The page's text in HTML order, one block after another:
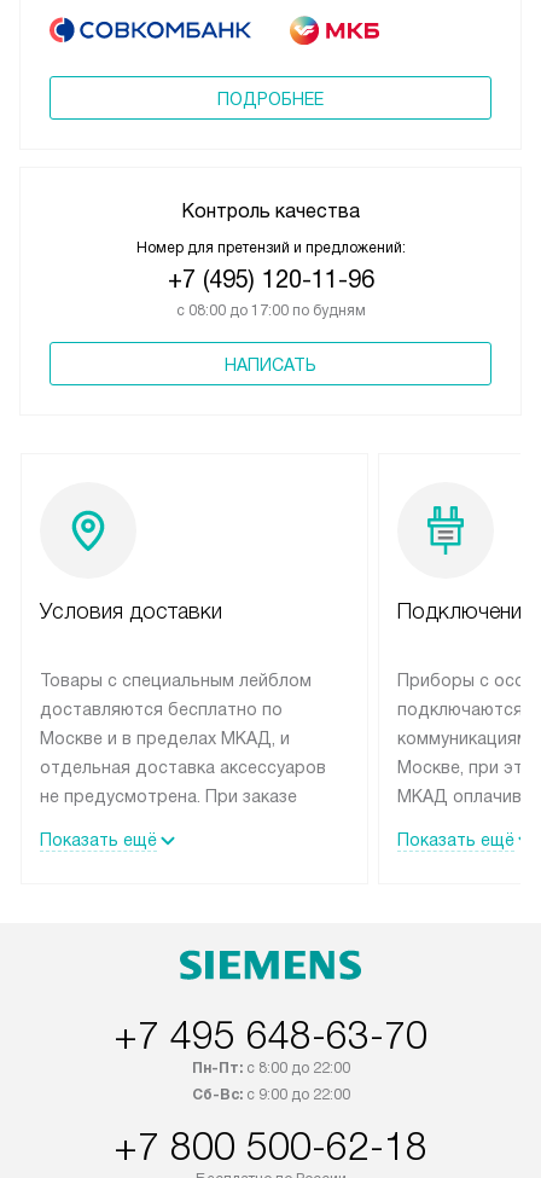
ПОДРОБНЕЕ
Контроль качества
Номер для претензий и предложений:
+7 (495) 120-11-96
с 08:00 до 17:00 по будням
НАПИСАТЬ
Условия доставки
Товары с специальным лейблом
доставляются бесплатно по
Москве и в пределах МКАД, и
отдельная доставка аксессуаров
не предусмотрена. При заказе
рекомендуем обсудить с
быть отправлены покупателю в
интересен товар «Под заказ»,
обсудите возможность его
приобретения с менеджером сайта.
доставляются бесплатно по
Москве в пределах МКАД, и
Показать ещё
Подключение
Приборы с
подключаются к
коммуникациям
Москве, при
МКАД
партнера
монтажу
материалы.
Показать ещё
+7 495 648-63-70
Пн-Пт:с 8:00 до 22:00
Сб-Вс:с 9:00 до 22:00
+7 800 500-62-18